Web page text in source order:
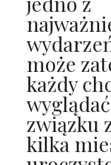
może
każdy
związku
kilka